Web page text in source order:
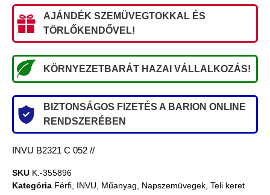
AJÁNDÉK SZEMÜVEGTOKKAL ÉS
TÖRLŐKENDŐVEL!
KÖRNYEZETBARÁT HAZAI VÁLLALKOZÁS!
BIZTONSÁGOS FIZETÉS A BARION ONLINE
RENDSZERÉBEN
INVU B2321 C 052 //
SKU K.-355896
Kategória Férfi INVU Műanyag Napszemüvegek Teli keret